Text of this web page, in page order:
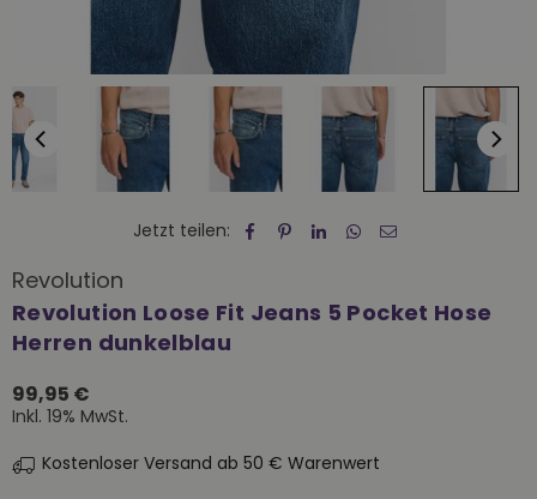
Jetzt teilen:
Revolution
Revolution Loose Fit Jeans 5 Pocket Hose
Herren dunkelblau
Normaler
Preis
99,95 €
Inkl. 19% MwSt.
Kostenloser Versand ab 50 € Warenwert